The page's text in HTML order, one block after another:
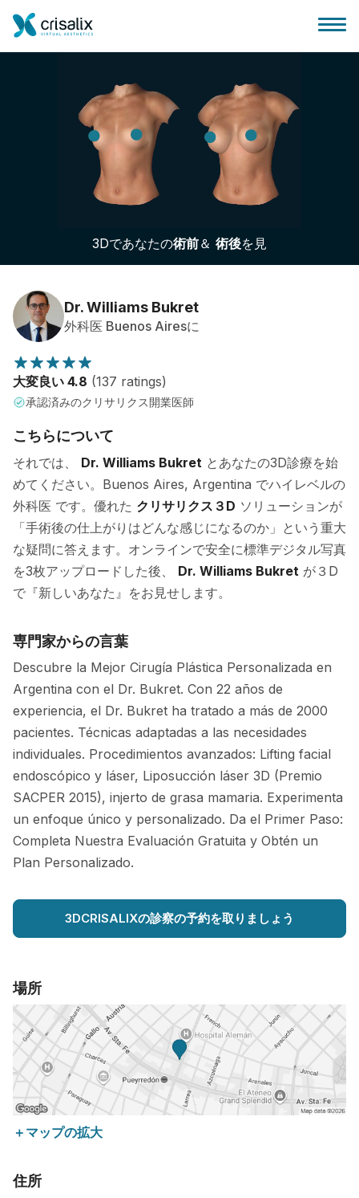
外科医ホーム
3Dビジネスプラットフォーム
サブスクリプションプラン
患者様のレビュー
3Dであなたの術前＆ 術後を見
Dr. Williams Bukret
外科医 Buenos Airesに
大変良い 4.8 (137 ratings)
承認済みのクリサリクス開業医師
こちらについて
それでは、 Dr. Williams Bukret とあなたの3D診療を始
めてください。Buenos Aires, Argentina でハイレベルの
外科医 です。優れた クリサリクス３D ソリューションが
「手術後の仕上がりはどんな感じになるのか」という重大
な疑問に答えます。オンラインで安全に標準デジタル写真
を3枚アップロードした後、 Dr. Williams Bukret が３D
で『新しいあなた』をお見せします。
専門家からの言葉
Descubre la Mejor Cirugía Plástica Personalizada en
Argentina con el Dr. Bukret. Con 22 años de
experiencia, el Dr. Bukret ha tratado a más de 2000
pacientes. Técnicas adaptadas a las necesidades
individuales. Procedimientos avanzados: Lifting facial
endoscópico y láser, Liposucción láser 3D (Premio
SACPER 2015), injerto de grasa mamaria. Experimenta
un enfoque único y personalizado. Da el Primer Paso:
Completa Nuestra Evaluación Gratuita y Obtén un
Plan Personalizado.
3DCRISALIXの診察の予約を取りましょう
場所
＋マップの拡大
住所